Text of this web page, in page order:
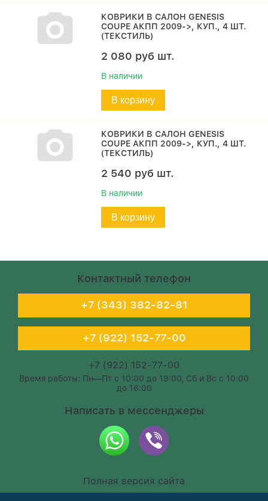
КОВРИКИ В САЛОН GENESIS
COUPE АКПП 2009->, КУП., 4 ШТ.
(ТЕКСТИЛЬ)
2 080 руб шт.
В наличии
В корзину
КОВРИКИ В САЛОН GENESIS
COUPE АКПП 2009->, КУП., 4 ШТ.
(ТЕКСТИЛЬ)
2 540 руб шт.
В наличии
В корзину
Контактный телефон
+7 (343) 382-82-81
+7 (922) 152-77-00
+7 (922) 152-77-00
Время работы: Пн—Пт с 10:00 до 19:00, Сб и Вс с 10:00
до 16:00
Написать в мессенджеры
Полная версия сайта